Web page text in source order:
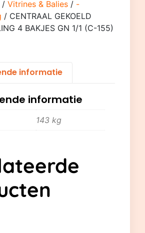
/ Vitrines & Balies / -
/ CENTRAAL GEKOELD
4 BAKJES GN 1/1 (C-155)
informatie
informatie
143 kg